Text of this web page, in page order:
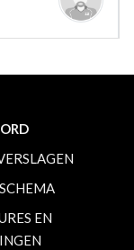
EN